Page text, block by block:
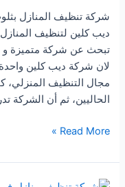
ديب كلين لتنظيف
تبحث عن شركة متميزة و
لان شركة ديب كلين
مجال التنظيف المنزلي،
الحاليين، ثم أن الشركة
شركة
المنازل
بثلوث
Read More »